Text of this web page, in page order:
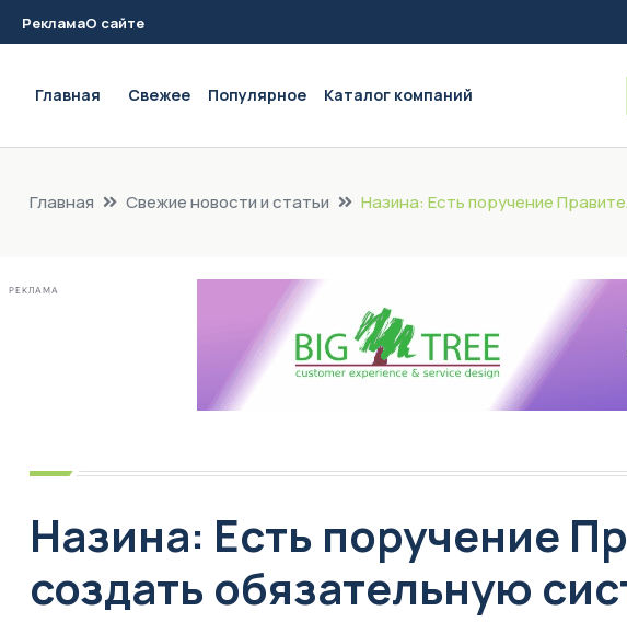
РекламаО сайте
Главная Свежее Популярное Каталог компаний
Главная Свежие новости и статьи Назина: Есть поручение
РЕКЛАМА
Назина: Есть поручение
создать обязательную